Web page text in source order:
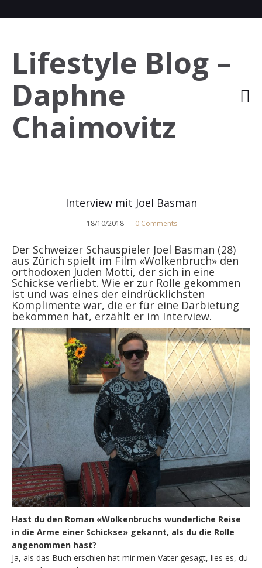
Lifestyle Blog –
Daphne
Chaimovitz
Interview mit Joel Basman
18/10/2018 0 Comments
Der Schweizer Schauspieler Joel Basman (28)
aus Zürich spielt im Film «Wolkenbruch» den
orthodoxen Juden Motti, der sich in eine
Schickse verliebt. Wie er zur Rolle gekommen
ist und was eines der eindrücklichsten
Komplimente war, die er für eine Darbietung
bekommen hat, erzählt er im Interview.
Hast du den Roman «Wolkenbruchs wunderliche Reise
in die Arme einer Schickse» gekannt, als du die Rolle
angenommen hast?
Ja, als das Buch erschien hat mir mein Vater gesagt, lies es, du